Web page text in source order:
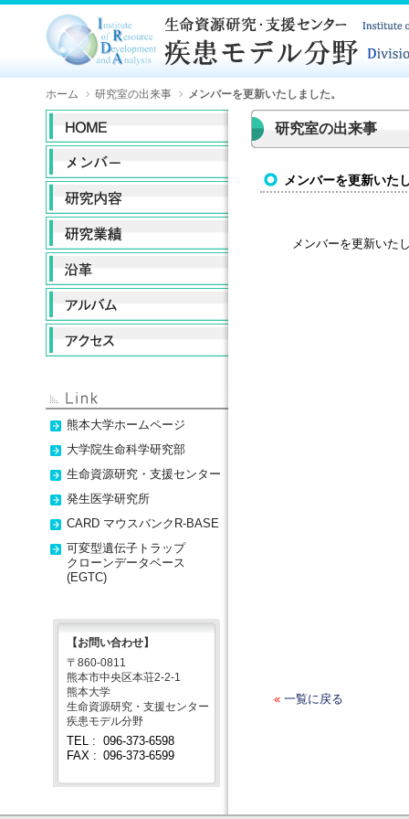
ホーム 研究室の出来事 メンバーを更新いたしました。
熊本大学ホームページ
大学院生命科学研究部
生命資源研究・支援センター
発生医学研究所
CARD マウスバンクR-BASE
可変型遺伝子トラップ
クローンデータベース
(EGTC)
【お問い合わせ】
〒860-0811
熊本市中央区本荘2-2-1
熊本大学
生命資源研究・支援センター
疾患モデル分野
TEL : 096-373-6598
FAX : 096-373-6599
研究室の出来事
メンバーを更新いた
メンバーを更新いた
« 一覧に戻る